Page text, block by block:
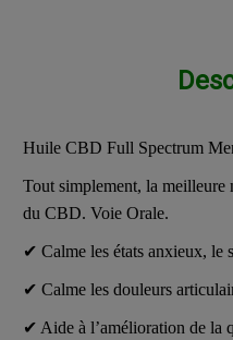
Huile CBD Full Spectrum
Tout simplement, la meilleure
du CBD. Voie Orale.
✔︎ Calme les états anxieux, le
✔︎ Calme les douleurs
✔︎ Aide à l’amélioration de la